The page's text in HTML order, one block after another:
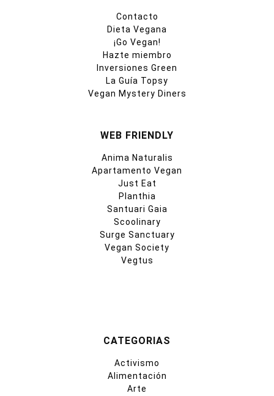
Contacto
Dieta Vegana
¡Go Vegan!
Hazte miembro
Inversiones Green
La Guía Topsy
Vegan Mystery Diners
WEB FRIENDLY
Anima Naturalis
Apartamento Vegan
Just Eat
Planthia
Santuari Gaia
Scoolinary
Surge Sanctuary
Vegan Society
Vegtus
CATEGORIAS
Activismo
Alimentación
Arte